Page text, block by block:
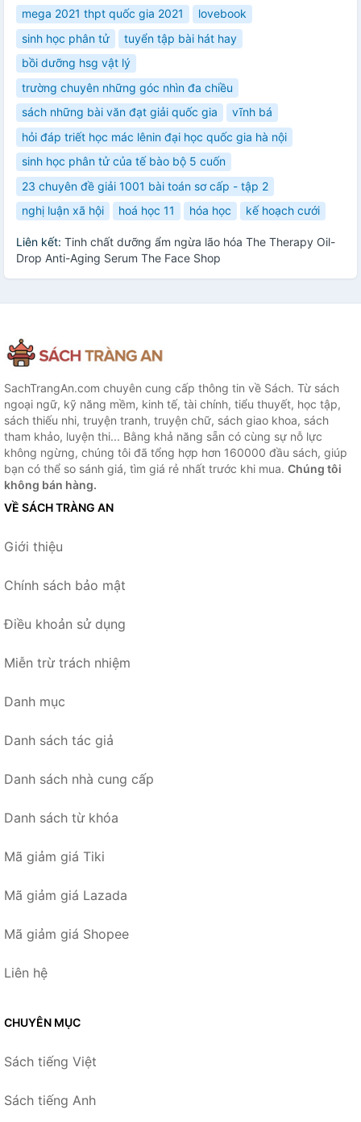
mega 2021 thpt quốc gia 2021
lovebook
sinh học phân tử
tuyển tập bài hát hay
bồi dưỡng hsg vật lý
trường chuyên những góc nhìn đa chiều
sách những bài văn đạt giải quốc gia
vĩnh bá
hỏi đáp triết học mác lênin đại học quốc gia hà nội
sinh học phân tử của tế bào bộ 5 cuốn
23 chuyên đề giải 1001 bài toán sơ cấp - tập 2
nghị luận xã hội
hoá học 11 hóa học kế hoạch cưới
Liên kết: Tinh chất dưỡng ẩm ngừa lão hóa The Therapy Oil-
Drop Anti-Aging Serum The Face Shop
SachTrangAn.com chuyên cung cấp thông tin về Sách. Từ sách
ngoại ngữ, kỹ năng mềm, kinh tế, tài chính, tiểu thuyết, học tập,
sách thiếu nhi, truyện tranh, truyện chữ, sách giao khoa, sách
tham khảo, luyện thi... Bằng khả năng sẵn có cùng sự nỗ lực
không ngừng, chúng tôi đã tổng hợp hơn 160000 đầu sách, giúp
bạn có thể so sánh giá, tìm giá rẻ nhất trước khi mua. Chúng tôi
không bán hàng.
VỀ SÁCH TRÀNG AN
Giới thiệu
Chính sách bảo mật
Điều khoản sử dụng
Miễn trừ trách nhiệm
Danh mục
Danh sách tác giả
Danh sách nhà cung cấp
Danh sách từ khóa
Mã giảm giá Tiki
Mã giảm giá Lazada
Mã giảm giá Shopee
Liên hệ
CHUYÊN MỤC
Sách tiếng Việt
Sách tiếng Anh